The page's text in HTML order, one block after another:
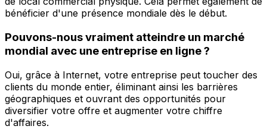
bénéficier d'une présence mondiale dès le début.
Pouvons-nous vraiment atteindre un marché
mondial avec une entreprise en ligne ?
Oui, grâce à Internet, votre entreprise peut toucher des
clients du monde entier, éliminant ainsi les barrières
géographiques et ouvrant des opportunités pour
diversifier votre offre et augmenter votre chiffre
d'affaires.